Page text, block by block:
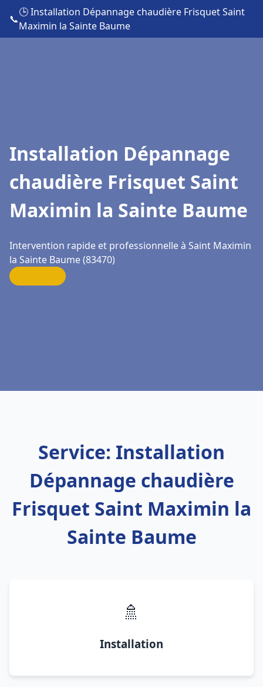
📞
🕒 Installation Dépannage chaudière Frisquet Saint
Maximin la Sainte Baume
Installation Dépannage
chaudière Frisquet Saint
Maximin la Sainte Baume
Intervention rapide et professionnelle à Saint Maximin
la Sainte Baume (83470)
Service: Installation
Dépannage chaudière
Frisquet Saint Maximin la
Sainte Baume
🚿
Installation